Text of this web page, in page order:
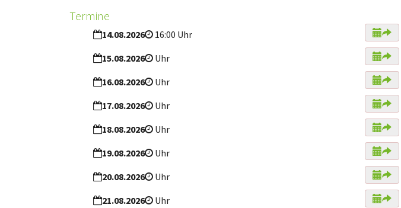
Termine
14.08.2026
16:00 Uhr
15.08.2026
Uhr
16.08.2026
Uhr
17.08.2026
Uhr
18.08.2026
Uhr
19.08.2026
Uhr
20.08.2026
Uhr
21.08.2026
Uhr